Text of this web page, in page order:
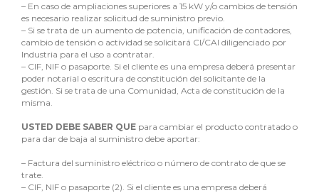
– En caso de ampliaciones superiores a 15 kW y/o cambios de tensión
es necesario realizar solicitud de suministro previo.
– Si se trata de un aumento de potencia, unificación de contadores,
cambio de tensión o actividad se solicitará CI/CAI diligenciado por
Industria para el uso a contratar.
– CIF, NIF o pasaporte. Si el cliente es una empresa deberá presentar
poder notarial o escritura de constitución del solicitante de la
gestión. Si se trata de una Comunidad, Acta de constitución de la
misma.
USTED DEBE SABER QUE para cambiar el producto contratado o
para dar de baja al suministro debe aportar:
– Factura del suministro eléctrico o número de contrato de que se
trate.
– CIF, NIF o pasaporte (2). Si el cliente es una empresa deberá